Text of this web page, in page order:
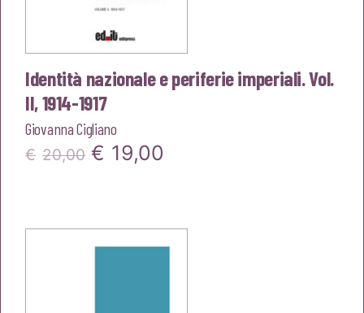
Identità nazionale e periferie imperiali. Vol.
II, 1914-1917
Giovanna Cigliano
€ 20,00 Il
era:
€ 19,00
è: